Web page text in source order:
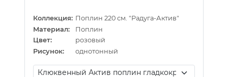
Коллекция: Поплин 220 см. "Радуга-Актив"
Материал:
Поплин
Цвет:
розовый
Рисунок:
однотонный